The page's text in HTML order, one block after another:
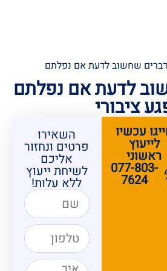
3 דברים שחשוב לדעת אם נפלתם
לדעת אם נפלתם
ציבורי
עכשיו
לייעוץ
ראשוני
077-803-
7624
השאירו
פרטים ונחזור
אליכם
לשיחת ייעוץ
ללא עלות!